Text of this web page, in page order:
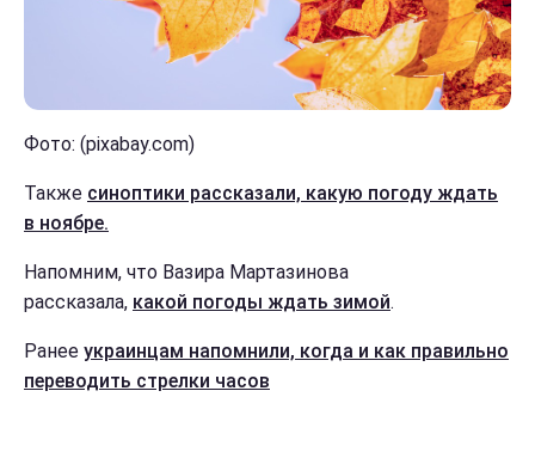
Фото: (pixabay.com)
Также синоптики рассказали, какую погоду ждать
в ноябре.
Напомним, что Вазира Мартазинова
рассказала, какой погоды ждать зимой.
Ранее украинцам напомнили, когда и как правильно
переводить стрелки часов